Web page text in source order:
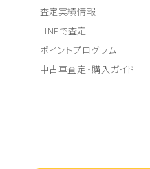
査定実績情報
LINEで査定
ポイントプログラム
中古車査定・購入ガイド